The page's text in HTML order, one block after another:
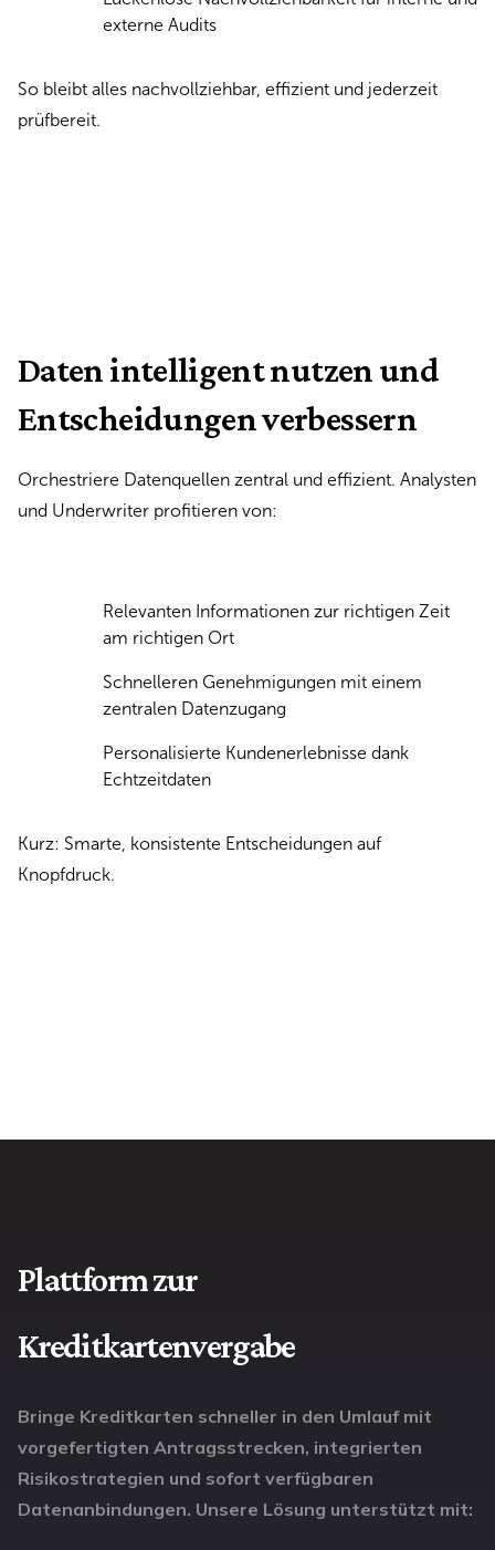
externe Audits
So bleibt alles nachvollziehbar, effizient und jederzeit
prüfbereit.
Daten intelligent nutzen und
Entscheidungen verbessern
Orchestriere Datenquellen zentral und effizient. Analysten
und Underwriter profitieren von:
Relevanten Informationen zur richtigen Zeit
am richtigen Ort
Schnelleren Genehmigungen mit einem
zentralen Datenzugang
Personalisierte Kundenerlebnisse dank
Echtzeitdaten
Kurz: Smarte, konsistente Entscheidungen auf
Knopfdruck.
Plattform zur
Kreditkartenvergabe
Bringe Kreditkarten schneller in den Umlauf mit
vorgefertigten Antragsstrecken, integrierten
Risikostrategien und sofort verfügbaren
Datenanbindungen. Unsere Lösung unterstützt mit: